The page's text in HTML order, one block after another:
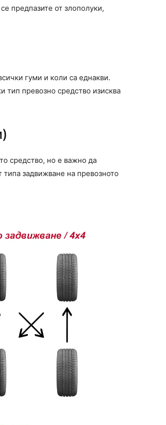
предпазите от злополуки,
гуми и коли са еднакви.
тип превозно средство изисква
средство, но е важно да
задвижване на превозното